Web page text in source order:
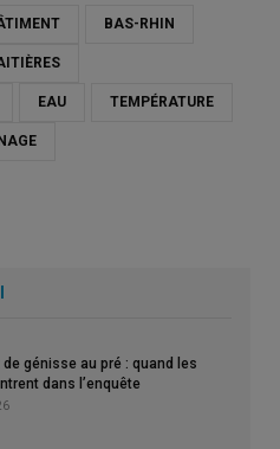
BAS-RHIN
EAU TEMPÉRATURE
génisse au pré : quand les
dans l’enquête